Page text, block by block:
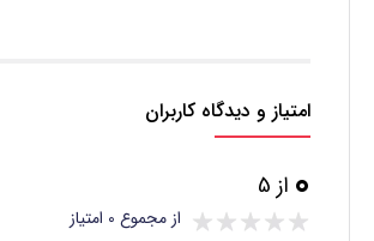
امتیاز و دیدگاه کاربران
0 از 5
از مجموع 0 امتیاز